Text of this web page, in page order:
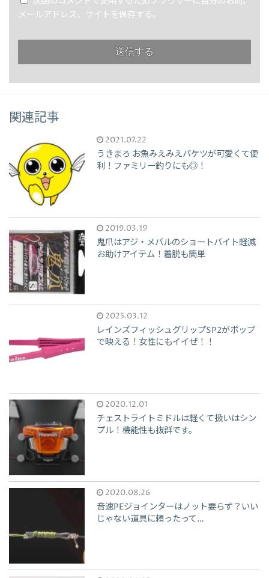
メールアドレス、サイトを保存する。
関連記事
2021.07.22
うきまろ お魚みえみえバケツが可愛くて便
利！ファミリー釣りにも◎！
2019.03.19
鬼爪はアジ・メバルのショートバイト軽減
お助けアイテム！着脱も簡単
2025.03.12
レインズフィッシュグリップSP2がポップ
で映える！女性にもイイぜ！！
2020.12.01
チェストライトミドルは軽くて扱いはシン
プル！機能性も抜群です。
2020.08.26
音速PEジョインターはノット要らず？いい
じゃない道具に頼ったって…